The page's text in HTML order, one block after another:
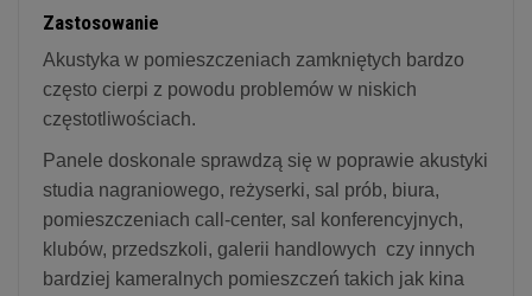
Zastosowanie
Akustyka w pomieszczeniach zamkniętych bardzo
często cierpi z powodu problemów w niskich
częstotliwościach.
Panele doskonale sprawdzą się w poprawie akustyki
studia nagraniowego, reżyserki, sal prób, biura,
pomieszczeniach call-center, sal konferencyjnych,
klubów, przedszkoli, galerii handlowych czy innych
bardziej kameralnych pomieszczeń takich jak kina